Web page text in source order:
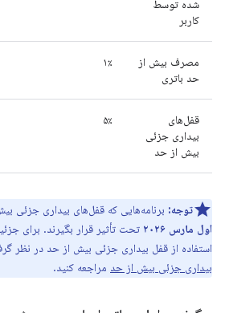
شده توسط
کاربر
مصرف بیش از
حد باتری
۱٪
قفل‌های
بیداری جزئی
بیش از حد
۵٪
توجه: برنامه‌هایی که قفل‌های بیداری جزئی
اول مارس ۲۰۲۶
تحت تأثیر قرار بگیرند. برای
استفاده از قفل بیداری جزئی بیش از حد در نظر
بیداری جزئی بیش از حد مراجعه کنید.